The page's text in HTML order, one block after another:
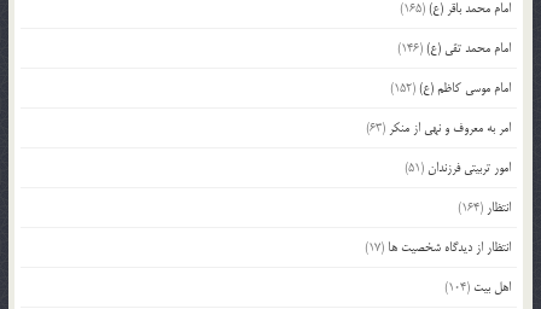
امام محمد باقر (ع)(165)
امام محمد تقی (ع)(146)
امام موسی کاظم (ع)(152)
امر به معروف و نهی از منکر (63)
امور تربیتی فرزندان(51)
انتظار (164)
انتظار از دیدگاه شخصیت ها (17)
اهل بیت (104)